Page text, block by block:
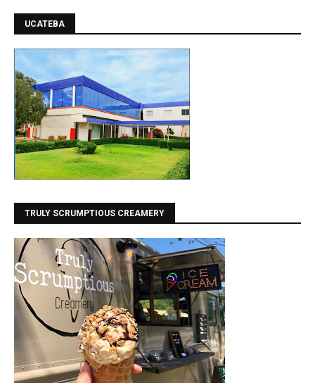
UCATEBA
TRULY SCRUMPTIOUS CREAMERY